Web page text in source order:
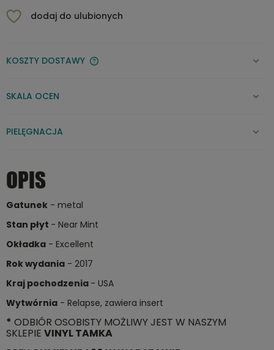
dodaj do ulubionych
KOSZTY DOSTAWY
CENA NIE ZAWIERA EWENTUALNYCH KOSZTÓW PŁATNOŚCI
SKALA OCEN
PIELĘGNACJA
OPIS
Gatunek - metal
Stan płyt - Near Mint
Okładka - Excellent
Rok wydania - 2017
Kraj pochodzenia - USA
Wytwórnia - Relapse, zawiera insert
* ODBIÓR OSOBISTY MOŻLIWY JEST W NASZYM
SKLEPIE VINYL TAMKA